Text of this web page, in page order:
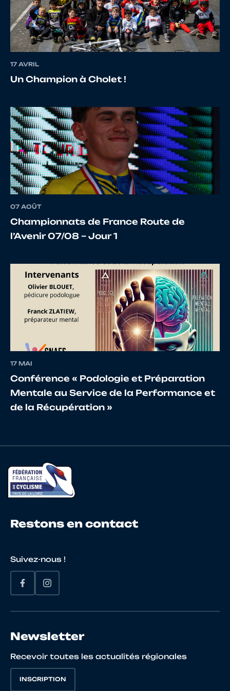
13 10109276847 ESPINOSA
14
15 10124959929 HARDY
16 10121139543 CHAHED Léo
19 10098758108
RAMIREZ
ZULUAGA
20 10122553016
DEWILDE
21 10100380331
22 10125451902
MORTIER
23 10145596677
24 10146829082
LIÉGEON
25
26 10122282628
17 AVRIL
Un Champion à Cholet !
07 AOÛT
Championnats de France Route de
l’Avenir 07/08 – Jour 1
17 MAI
Conférence « Podologie et Préparation
Mentale au Service de la Performance et
de la Récupération »
Restons en contact
Suivez-nous !
Newsletter
Recevoir toutes les actualités régionales
INSCRIPTION